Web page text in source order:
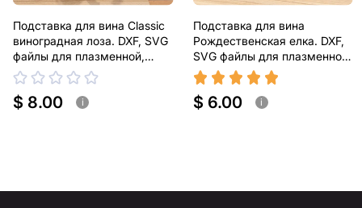
Подставка для вина Classic
виноградная лоза. DXF, SVG
файлы для плазменной,
лазерной резки
$ 8.00 i
Подставка для вина
Рождественская елка. DXF,
SVG файлы для плазменной,
лазерной резки
$ 6.00 i